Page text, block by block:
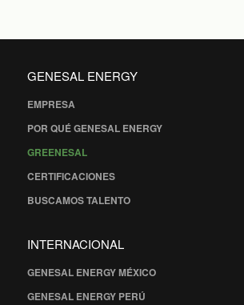
GENESAL ENERGY
EMPRESA
POR QUÉ GENESAL ENERGY
GREENESAL
CERTIFICACIONES
BUSCAMOS TALENTO
INTERNACIONAL
GENESAL ENERGY MÉXICO
GENESAL ENERGY PERÚ